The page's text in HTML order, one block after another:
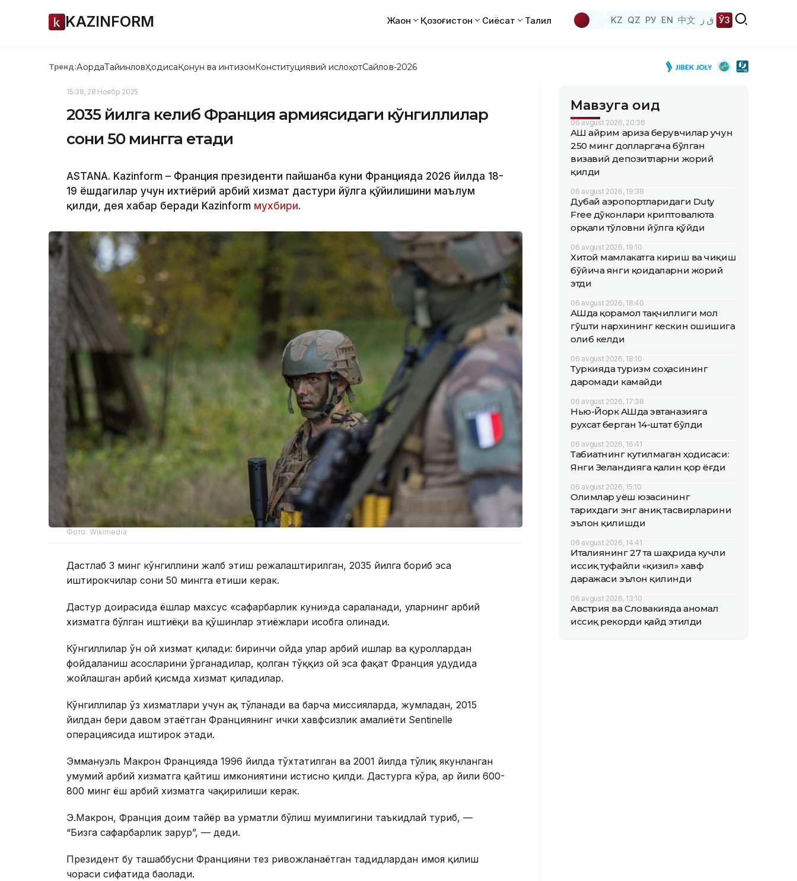
KAZINFORM Жаҳон Қозоғистон Сиёсат Таҳлил KZ QZ РУ EN 中文 ق ز ЎЗ
Тренд:АқордаТайинловҲодисаҚонун ва интизомКонституциявий ислоҳотСайлов-2026
15:38, 28 Ноябр 2025
2035 йилга келиб Франция армиясидаги кўнгиллилар
сони 50 мингга етади
ASTANA. Kazinform – Франция президенти пайшанба куни Францияда 2026 йилда 18-
19 ёшдагилар учун ихтиёрий ҳарбий хизмат дастури йўлга қўйилишини маълум
қилди, дея хабар беради Kazinform мухбири.
Фото: Wikimedia
Дастлаб 3 минг кўнгиллини жалб этиш режалаштирилган, 2035 йилга бориб эса
иштирокчилар сони 50 мингга етиши керак.
Дастур доирасида ёшлар махсус «сафарбарлик куни»да сараланади, уларнинг ҳарбий
хизматга бўлган иштиёқи ва қўшинлар эҳтиёжлари ҳисобга олинади.
Кўнгиллилар ўн ой хизмат қилади: биринчи ойда улар ҳарбий ишлар ва қуроллардан
фойдаланиш асосларини ўрганадилар, қолган тўққиз ой эса фақат Франция ҳудудида
жойлашган ҳарбий қисмда хизмат қиладилар.
Кўнгиллилар ўз хизматлари учун ҳақ тўланади ва барча миссияларда, жумладан, 2015
йилдан бери давом этаётган Франциянинг ички хавфсизлик амалиёти Sentinelle
операциясида иштирок этади.
Эммануэль Макрон Францияда 1996 йилда тўхтатилган ва 2001 йилда тўлиқ якунланган
умумий ҳарбий хизматга қайтиш имкониятини истисно қилди. Дастурга кўра, ҳар йили 600-
800 минг ёш ҳарбий хизматга чақирилиши керак.
Э.Макрон, Франция доим тайёр ва ҳурматли бўлиш муҳимлигини таъкидлай туриб, —
“Бизга сафарбарлик зарур”, — деди.
Президент бу ташаббусни Францияни тез ривожланаётган таҳдидлардан ҳимоя қилиш
чораси сифатида баҳолади.
Мавзуга оид
06 avgust 2026, 20:36
АҚШ айрим ариза берувчилар учун
250 минг долларгача бўлган
визавий депозитларни жорий
қилди
06 avgust 2026, 19:38
Дубай аэропортларидаги Duty
Free дўконлари криптовалюта
орқали тўловни йўлга қўйди
06 avgust 2026, 19:10
Хитой мамлакатга кириш ва чиқиш
бўйича янги қоидаларни жорий
этди
06 avgust 2026, 18:40
АҚШда қорамол тақчиллиги мол
гўшти нархининг кескин ошишига
олиб келди
06 avgust 2026, 18:10
Туркияда туризм соҳасининг
даромади камайди
06 avgust 2026, 17:38
Нью-Йорк АҚШда эвтаназияга
рухсат берган 14-штат бўлди
06 avgust 2026, 16:41
Табиатнинг кутилмаган ҳодисаси:
Янги Зеландияга қалин қор ёғди
06 avgust 2026, 15:10
Олимлар Қуёш юзасининг
тарихдаги энг аниқ тасвирларини
эълон қилишди
06 avgust 2026, 14:41
Италиянинг 27 та шаҳрида кучли
иссиқ туфайли «қизил» хавф
даражаси эълон қилинди
06 avgust 2026, 13:10
Австрия ва Словакияда аномал
иссиқ рекорди қайд этилди